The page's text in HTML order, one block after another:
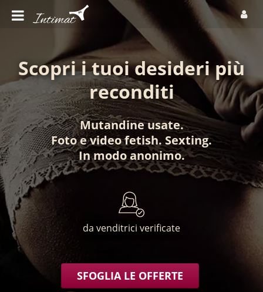
Scopri i tuoi desideri più
reconditi
Mutandine usate.
Fotoevideo fetish. Sexting.
In modo anonimo.
da venditrici verificate
SFOGLIA LE OFFERTE